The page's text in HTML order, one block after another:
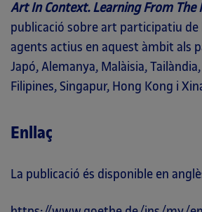
Art In Context. Learning From The
publicació sobre art participatiu de
agents actius en aquest àmbit als
Japó, Alemanya, Malàisia,
Filipines, Singapur, Hong Kong i
Enllaç
La publicació és disponible en